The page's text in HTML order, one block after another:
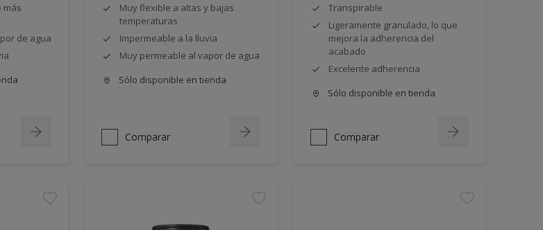
más
de agua
Muy flexible a altas y bajas
temperaturas
Impermeable a la lluvia
Muy permeable al vapor de agua
Sólo disponible en tienda
Comparar
Transpirable
Ligeramente granulado, lo que
mejora la adherencia del
acabado
Excelente adherencia
Sólo disponible en tienda
Comparar